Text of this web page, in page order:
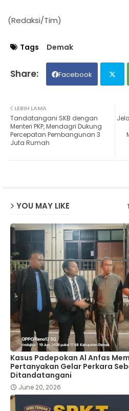
(Redaksi/Tim)
Tags Demak
Facebook
LEBIH LAMA
Tandatangani SKB dengan
Menteri PKP, Mendagri Dukung
Percepatan Pembangunan 3
Juta Rumah
YOU MAY LIKE
Kasus Padepokan Al Anfas
Pertanyakan Gelar Perkara
Ditandatangani
June 20, 2026